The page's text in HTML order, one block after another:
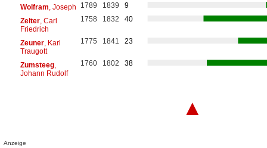
Wolfram , Joseph 1789 1839
9
Zelter, Carl
Friedrich
1758 1832 40
Zeuner, Karl
Traugott
1775 1841 23
Zumsteeg,
Johann Rudolf
1760 1802 38
▲
Anzeige